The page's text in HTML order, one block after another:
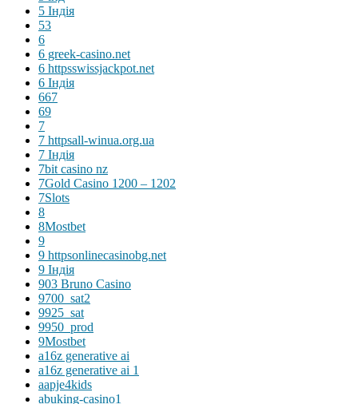
5 Індія
53
6
6 greek-casino.net
6 httpsswissjackpot.net
6 Індія
667
69
7
7 httpsall-winua.org.ua
7 Індія
7bit casino nz
7Gold Casino 1200 – 1202
7Slots
8
8Mostbet
9
9 httpsonlinecasinobg.net
9 Індія
903 Bruno Casino
9700_sat2
9925_sat
9950_prod
9Mostbet
a16z generative ai
a16z generative ai 1
aapje4kids
abuking-casino1